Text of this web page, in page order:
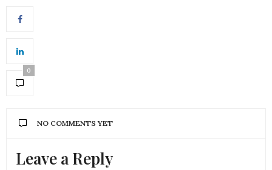
0
NO COMMENTS YET
Leave a Reply